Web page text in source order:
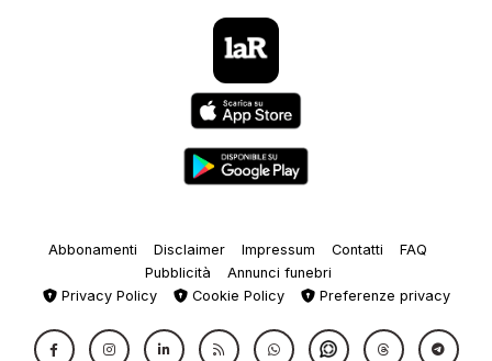
Abbonamenti Disclaimer Impressum Contatti
FAQ
Pubblicità
Annunci funebri
Privacy Policy
Cookie Policy Preferenze privacy